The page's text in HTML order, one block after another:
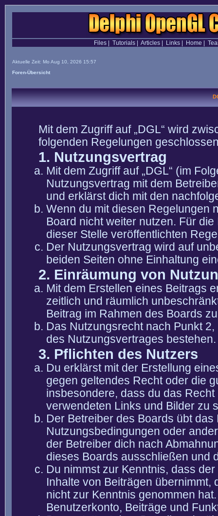
Files| Tutorials| Articles| Links| Home
Aktuelle Zeit: Mo Aug 10, 2026 15:57
Foren-Übersicht
Mit dem Zugriff auf „DGL“ wird
folgenden Regelungen
1. Nutzungsvertrag
Mit dem Zugriff auf „DGL“ (im
Nutzungsvertrag mit dem
und erklärst dich mit den
Wenn du mit diesen Regelungen
Board nicht weiter nutzen. Für
dieser Stelle veröffentlichten
Der Nutzungsvertrag wird auf
beiden Seiten ohne Einhaltung
2. Einräumung von
Mit dem Erstellen eines Beitrags
zeitlich und räumlich
Beitrag im Rahmen des Boards
Das Nutzungsrecht nach Punkt
des Nutzungsvertrages bestehen.
3. Pflichten des Nutzers
Du erklärst mit der Erstellung
gegen geltendes Recht oder die
insbesondere, dass du das
verwendeten Links und Bilder zu
Der Betreiber des Boards übt
Nutzungsbedingungen oder
der Betreiber dich nach
dieses Boards ausschließen und
Du nimmst zur Kenntnis, dass
Inhalte von Beiträgen übernimmt,
nicht zur Kenntnis genommen
Benutzerkonto, Beiträge und